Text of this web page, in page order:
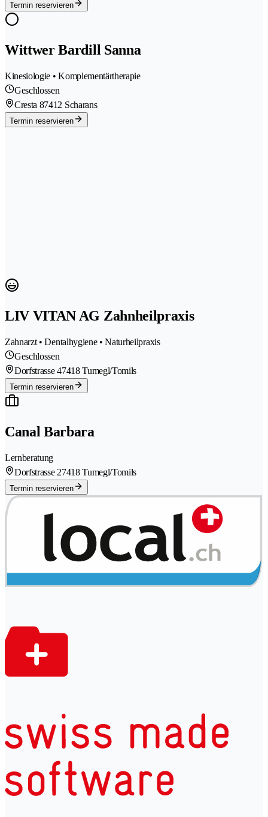
Termin reservieren
Wittwer Bardill Sanna
Kinesiologie • Komplementärtherapie
Geschlossen
Cresta 87412 Scharans
Termin reservieren
LIV VITAN AG Zahnheilpraxis
Zahnarzt • Dentalhygiene • Naturheilpraxis
Geschlossen
Dorfstrasse 47418 Tumegl/Tomils
Termin reservieren
Canal Barbara
Lernberatung
Dorfstrasse 27418 Tumegl/Tomils
Termin reservieren